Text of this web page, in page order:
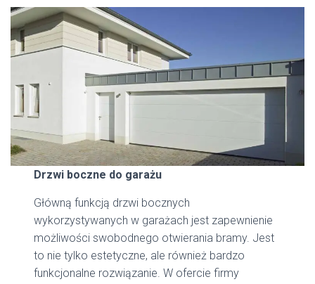
Drzwi boczne do garażu
Główną funkcją drzwi bocznych
wykorzystywanych w garażach jest zapewnienie
możliwości swobodnego otwierania bramy. Jest
to nie tylko estetyczne, ale również bardzo
funkcjonalne rozwiązanie. W ofercie firmy